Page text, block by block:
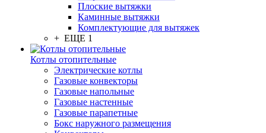
Плоские вытяжки
Каминные вытяжки
Комплектующие для вытяжек
+ ЕЩЕ 1
Котлы отопительные
Электрические котлы
Газовые конвекторы
Газовые напольные
Газовые настенные
Газовые парапетные
Бокс наружного размещения